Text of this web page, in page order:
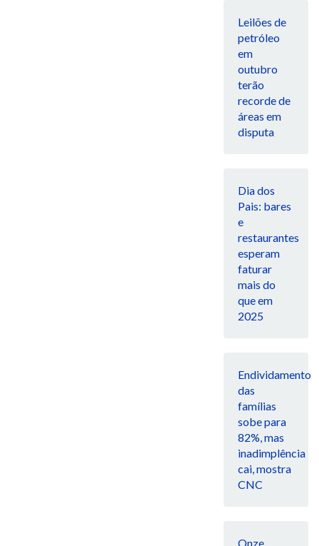
Leilões de
petróleo
em
outubro
terão
recorde de
áreas em
disputa
Dia dos
Pais: bares
e
restaurantes
esperam
faturar
mais do
que em
2025
Endividamento
das
famílias
sobe para
82%, mas
inadimplência
cai, mostra
CNC
Onze